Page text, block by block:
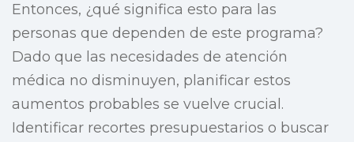
Entonces, ¿qué significa esto para las
personas que dependen de este programa?
Dado que las necesidades de atención
médica no disminuyen, planificar estos
aumentos probables se vuelve crucial.
Identificar recortes presupuestarios o buscar